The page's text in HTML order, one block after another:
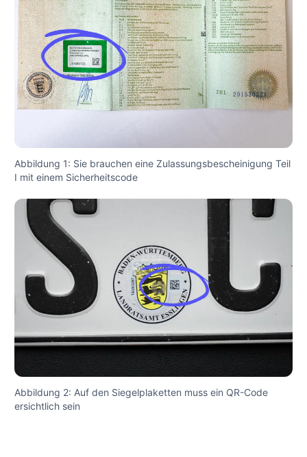
Abbildung 1: Sie brauchen eine Zulassungsbescheinigung Teil
I mit einem Sicherheitscode
Abbildung 2: Auf den Siegelplaketten muss ein QR-Code
ersichtlich sein